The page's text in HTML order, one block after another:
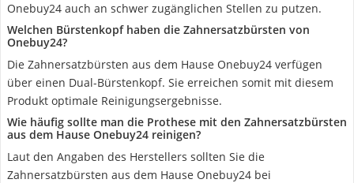
Onebuy24 auch an schwer zugänglichen Stellen zu putzen.
Welchen Bürstenkopf haben die Zahnersatzbürsten von
Onebuy24?
Die Zahnersatzbürsten aus dem Hause Onebuy24 verfügen
über einen Dual-Bürstenkopf. Sie erreichen somit mit diesem
Produkt optimale Reinigungsergebnisse.
Wie häufig sollte man die Prothese mit den Zahnersatzbürsten
aus dem Hause Onebuy24 reinigen?
Laut den Angaben des Herstellers sollten Sie die
Zahnersatzbürsten aus dem Hause Onebuy24 bei